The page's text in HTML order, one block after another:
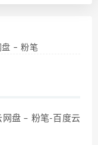
盘 – 粉笔
盘 – 粉笔-百度云